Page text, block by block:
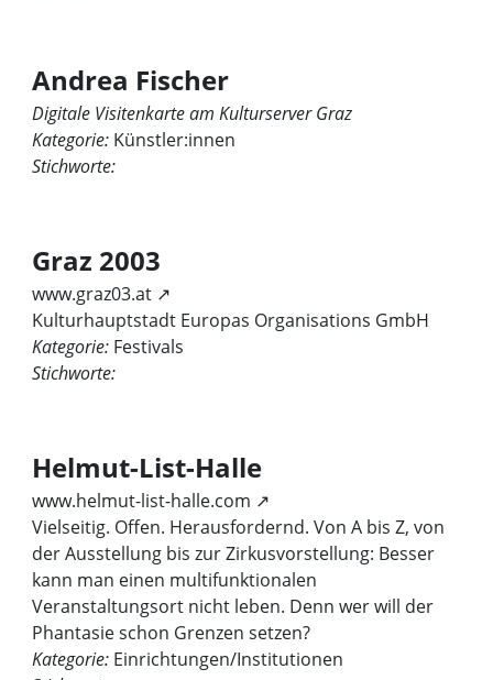
Andrea Fischer
Digitale Visitenkarte am Kulturserver Graz
Kategorie: Künstler:innen
Stichworte:
Graz 2003
www.graz03.at ↗
Kulturhauptstadt Europas Organisations GmbH
Kategorie: Festivals
Stichworte:
Helmut-List-Halle
www.helmut-list-halle.com ↗
Vielseitig. Offen. Herausfordernd. Von A bis Z, von
der Ausstellung bis zur Zirkusvorstellung: Besser
kann man einen multifunktionalen
Veranstaltungsort nicht leben. Denn wer will der
Phantasie schon Grenzen setzen?
Kategorie: Einrichtungen/Institutionen